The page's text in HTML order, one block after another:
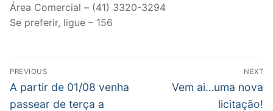
Área Comercial – (41) 3320-3294
Se preferir, ligue – 156
Post
navigation
PREVIOUS
Previous
post:
A partir de 01/08 venha
passear de terça a
NEXT
Next
Vem ai…uma nova
licitação!